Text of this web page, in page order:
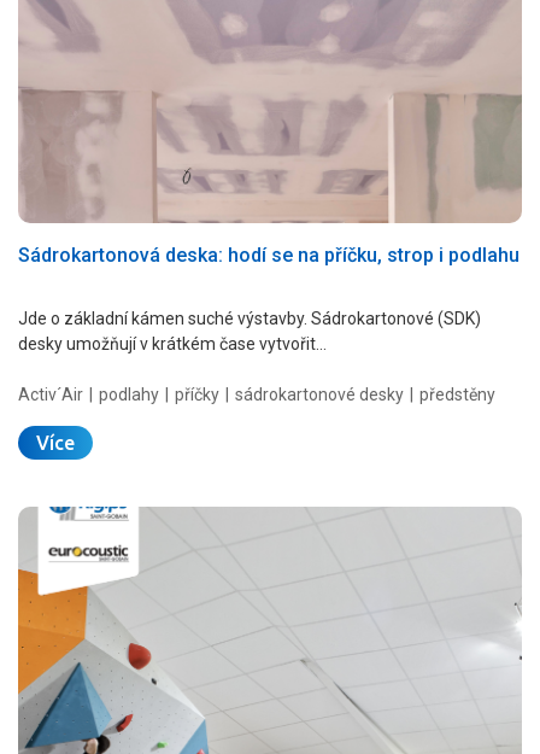
Sádrokartonová deska: hodí se na příčku, strop i podlahu
Jde o základní kámen suché výstavby. Sádrokartonové (SDK)
desky umožňují v krátkém čase vytvořit…
Activ´Air podlahy příčky sádrokartonové desky předstěny
Více